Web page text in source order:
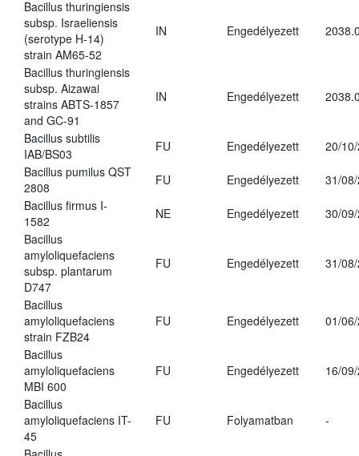
Bacillus thuringiensis
subsp. Israeliensis
(serotype H-14)
strain AM65-52
IN Engedélyezett
Bacillus thuringiensis
subsp. Aizawai
strains ABTS-1857
and GC-91
IN Engedélyezett
Bacillus subtilis
IAB/BS03
FU Engedélyezett
20/
Bacillus pumilus QST
2808
FU Engedélyezett
31/
Bacillus firmus I-
1582
NE Engedélyezett
30/
Bacillus
amyloliquefaciens
subsp. plantarum
D747
FU Engedélyezett 31/
Bacillus
amyloliquefaciens
strain FZB24
FU Engedélyezett 01/
Bacillus
amyloliquefaciens
MBI 600
FU Engedélyezett 16/
Bacillus
amyloliquefaciens IT-
45
FU Folyamatban -